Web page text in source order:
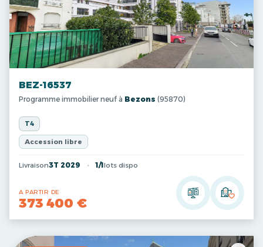
BEZ-16537
Programme immobilier neuf à Bezons (95870)
T4
Accession libre
Livraison3T 2029 1/1 lots dispo
A PARTIR DE
373 400 €